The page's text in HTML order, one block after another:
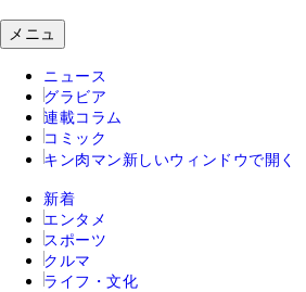
メニュ
ニュース
グラビア
連載コラム
コミック
キン肉マン 新しいウィンドウで開く
新着
エンタメ
スポーツ
クルマ
ライフ・文化